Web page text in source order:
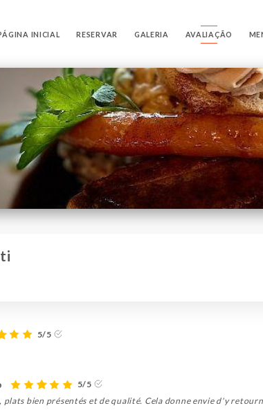
INICIAL RESERVAR GALERIA AVALIAÇÃO
5/5
5/5
bien présentés et de qualité. Cela donne envie d'y